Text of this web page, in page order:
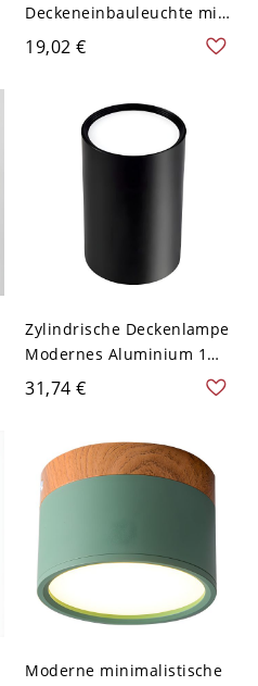
Deckeneinbauleuchte mit
Holzmaserung - Weiß
110V-120V Weißlicht
19,02 €
Zylindrische Deckenlampe
Modernes Aluminium 1
Licht Flush Mount für
Studie Wohnzimmer -
cm Weißlicht
31,74 €
Moderne minimalistische